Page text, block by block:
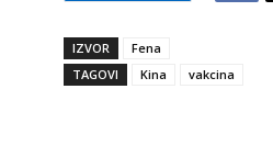
IZVOR
Fena
TAGOVI
Kina vakcina